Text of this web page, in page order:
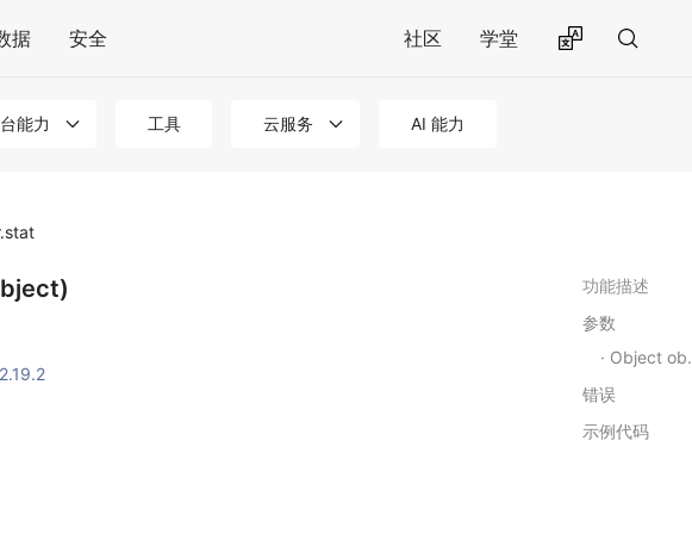
据 安全 社区 学堂
能力 工具 云服务 AI 能力
2.19.2
功能描述
参数
Object object
错误
示例代码